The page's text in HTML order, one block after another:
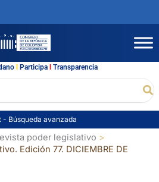
l Participal Transparencia
- Búsqueda avanzada
poder legislativo
Edición 77. DICIEMBRE DE